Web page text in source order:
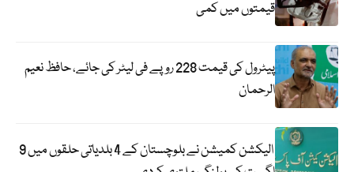
قیمتوں میں کمی
پیٹرول کی قیمت 228 روپے فی لیٹر کی جائے، حافظ نعیم
الرحمان
الیکشن کمیشن نے بلوچستان کے 4 بلدیاتی حلقوں میں 9